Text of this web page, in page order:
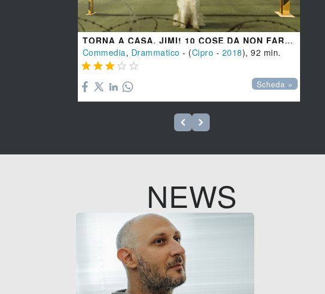
TORNA A CASA, JIMI! 10 COSE DA NON FARE QUANDO PERDI IL TUO CANE A CIPRO
Commedia, Drammatico - (Cipro - 2018), 92 min.
    
Scheda »
NEWS